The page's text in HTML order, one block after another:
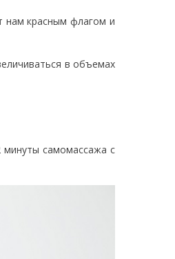
нам красным флагом и
в объемах
минуты самомассажа с